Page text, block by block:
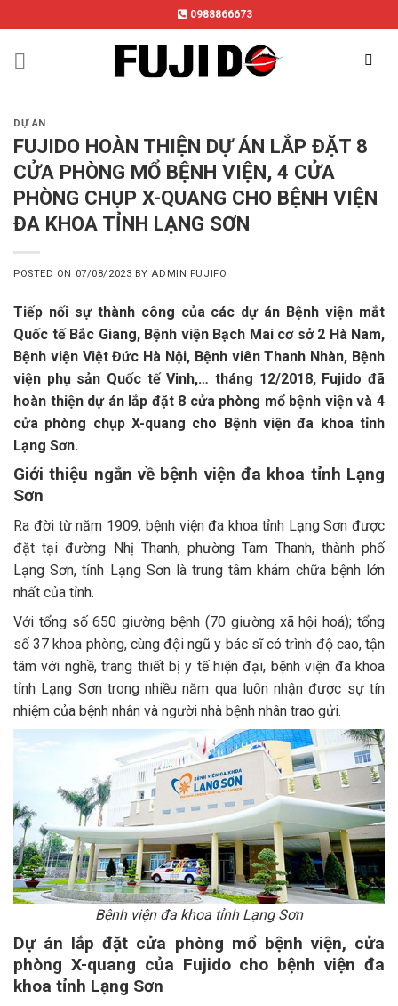
to
content
0988866673
DỰ ÁN
FUJIDO HOÀN THIỆN DỰ ÁN LẮP ĐẶT 8
CỬA PHÒNG MỔ BỆNH VIỆN, 4 CỬA
PHÒNG CHỤP X-QUANG CHO BỆNH VIỆN
ĐA KHOA TỈNH LẠNG SƠN
POSTED ON 07/08/2023 BY ADMIN FUJIFO
Tiếp nối sự thành công của các dự án Bệnh viện mắt
Quốc tế Bắc Giang, Bệnh viện Bạch Mai cơ sở 2 Hà Nam,
Bệnh viện Việt Đức Hà Nội, Bệnh viên Thanh Nhàn, Bệnh
viện phụ sản Quốc tế Vinh,… tháng 12/2018, Fujido đã
hoàn thiện dự án lắp đặt 8 cửa phòng mổ bệnh viện và 4
cửa phòng chụp X-quang cho Bệnh viện đa khoa tỉnh
Lạng Sơn.
Giới thiệu ngắn về bệnh viện đa khoa tỉnh Lạng
Sơn
Ra đời từ năm 1909, bệnh viện đa khoa tỉnh Lạng Sơn được
đặt tại đường Nhị Thanh, phường Tam Thanh, thành phố
Lạng Sơn, tỉnh Lạng Sơn là trung tâm khám chữa bệnh lớn
nhất của tỉnh.
Với tổng số 650 giường bệnh (70 giường xã hội hoá); tổng
số 37 khoa phòng, cùng đội ngũ y bác sĩ có trình độ cao, tận
tâm với nghề, trang thiết bị y tế hiện đại, bệnh viện đa khoa
tỉnh Lạng Sơn trong nhiều năm qua luôn nhận được sự tín
nhiệm của bệnh nhân và người nhà bệnh nhân trao gửi.
Bệnh viện đa khoa tỉnh Lạng Sơn
Dự án lắp đặt cửa phòng mổ bệnh viện, cửa
phòng X-quang của Fujido cho bệnh viện đa
khoa tỉnh Lạng Sơn